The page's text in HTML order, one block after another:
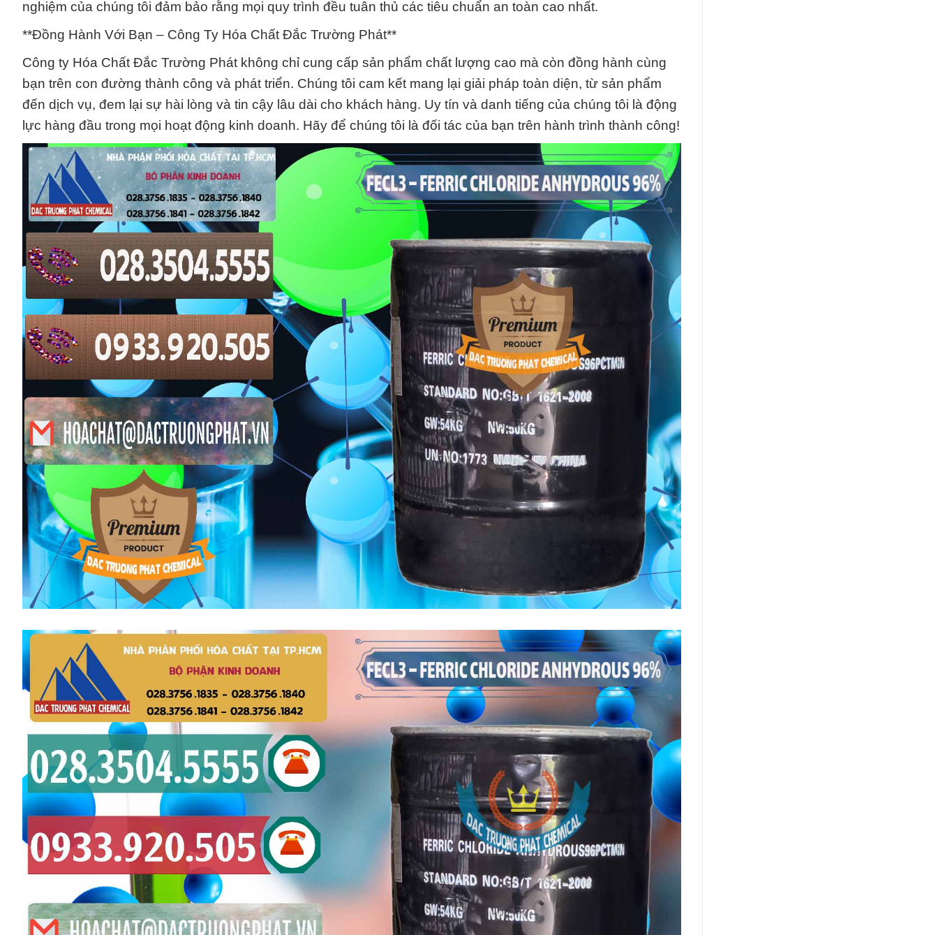
nghiệm của chúng tôi đảm bảo rằng mọi quy trình đều tuân thủ các tiêu chuẩn an toàn cao nhất.
**Đồng Hành Với Bạn – Công Ty Hóa Chất Đắc Trường Phát**
Công ty Hóa Chất Đắc Trường Phát không chỉ cung cấp sản phẩm chất lượng cao mà còn đồng hành cùng
bạn trên con đường thành công và phát triển. Chúng tôi cam kết mang lại giải pháp toàn diện, từ sản phẩm
đến dịch vụ, đem lại sự hài lòng và tin cậy lâu dài cho khách hàng. Uy tín và danh tiếng của chúng tôi là động
lực hàng đầu trong mọi hoạt động kinh doanh. Hãy để chúng tôi là đối tác của bạn trên hành trình thành công!